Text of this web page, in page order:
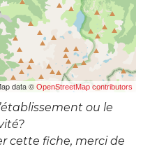
data © OpenStreetMap contributors
ou le
cette fiche, merci de